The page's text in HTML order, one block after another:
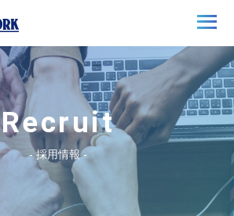
Recruit
- 採用情報 -